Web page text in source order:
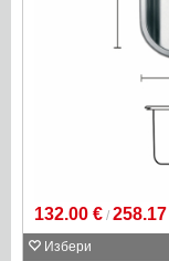
132.00 € /
Избери